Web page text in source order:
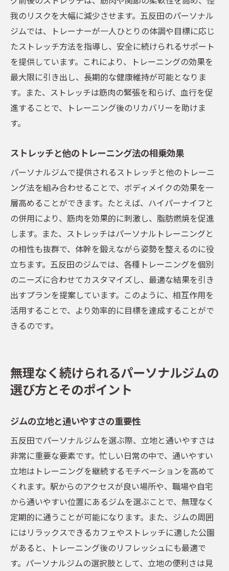
我のリスクを大幅に減少させます。五反田のパーソナル
ジムでは、トレーナーが一人ひとりの体調や目標に応じ
たストレッチ方法を指導し、安全に続けられるサポート
を提供しています。これにより、トレーニングの効果を
最大限に引き出し、長期的な健康維持が可能となりま
す。また、ストレッチは筋肉の緊張を和らげ、血行を促
進することで、トレーニング後のリカバリーを助けま
す。
ストレッチと他のトレーニング法の相乗効果
パーソナルジムで提供されるストレッチと他のトレーニ
ング法を組み合わせることで、ボディメイクの効果を一
層高めることができます。たとえば、ハイパーナイフと
の併用により、筋肉を効果的に刺激し、脂肪燃焼を促進
します。また、ストレッチはパーソナルトレーニングと
の相性も抜群で、体幹を鍛えながら姿勢を整えるのに役
立ちます。五反田のジムでは、各種トレーニングを個別
のニーズに合わせてカスタマイズし、最適な結果を引き
出すプランを提案しています。このように、相互作用を
活用することで、より効率的に目標を達成することがで
きるのです。
無理なく続けられるパーソナルジムの
選び方とそのポイント
ジムの立地と通いやすさの重要性
五反田でパーソナルジムを選ぶ際、立地と通いやすさは
非常に重要な要素です。忙しい日常の中で、通いやすい
立地はトレーニングを継続するモチベーションを高めて
くれます。駅からのアクセスが良い場所や、職場や自宅
から通いやすい位置にあるジムを選ぶことで、無理なく
定期的に通うことが可能になります。また、ジムの周囲
にはリラックスできるカフェやストレッチに適した公園
があると、トレーニング後のリフレッシュにも最適で
す。パーソナルジムの選択肢として、立地の便利さは見